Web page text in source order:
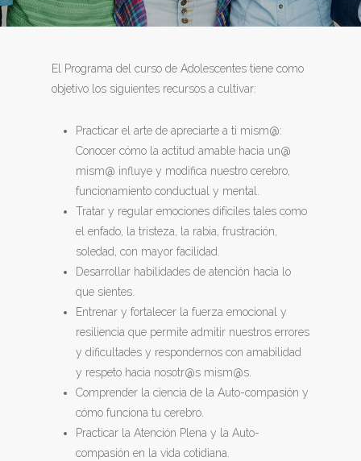
El Programa del curso de Adolescentes tiene como
objetivo los siguientes recursos a cultivar:
Practicar el arte de apreciarte a ti mism@:
Conocer cómo la actitud amable hacia un@
mism@ influye y modifica nuestro cerebro,
funcionamiento conductual y mental.
Tratar y regular emociones difíciles tales como
el enfado, la tristeza, la rabia, frustración,
soledad, con mayor facilidad.
Desarrollar habilidades de atención hacia lo
que sientes.
Entrenar y fortalecer la fuerza emocional y
resiliencia que permite admitir nuestros errores
y dificultades y respondernos con amabilidad
y respeto hacia nosotr@s mism@s.
Comprender la ciencia de la Auto-compasión y
cómo funciona tu cerebro.
Practicar la Atención Plena y la Auto-
compasión en la vida cotidiana.